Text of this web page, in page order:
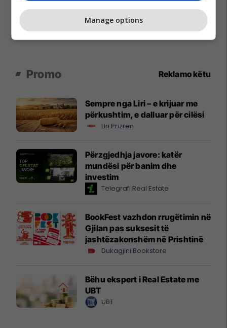
Promo Reklamo këtu
Sempre nga Liri – e krijuar me
përkushtim, e dalluar për cilësi
Liri Prizren
Përzgjedhja javore: katër
mundësi për banim dhe
investim
Telegrafi Real Estate
BookFest vazhdon rrugëtimin në
Gjilan pas suksesit të
jashtëzakonshëm në Prishtinë
Dukagjini Bookstore
Bëhu ekspert i Real Estate me
UBT
UBT
Manage options